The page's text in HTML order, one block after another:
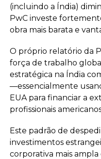
(incluindo a Índia)
PwC investe
obra mais barata e
O próprio relatório da
força de trabalho
estratégica na Índia
—essencialmente
EUA para financiar a
profissionais
Este padrão de
investimentos
corporativa mais